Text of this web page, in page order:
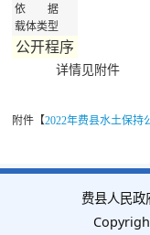
依 据
载体类型
公开程序
详情见附件
附件【2022年费县水土保持
费县人民